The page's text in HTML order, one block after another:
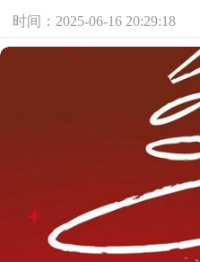
时间：2025-06-16 20:29:18